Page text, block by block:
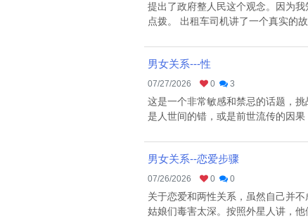
提出了政府整人民这个观念。因为
点拨。 出租车司机讲了一个真实的
男女关系---性
07/27/2026 0 3
这是一个非常敏感和禁忌的话题，
是人世间的错，或是前世流传的因果
男女关系--恋爱步骤
07/26/2026 0 0
关于恋爱和两性关系，虽然自己并
姑娘们毒害太深。按照外星人讲，